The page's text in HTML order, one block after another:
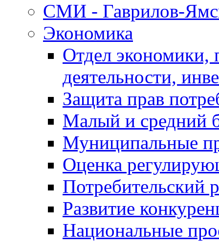
СМИ - Гаврилов-
Экономика
Отдел экономики,
деятельности,
Защита прав
Малый и средний
Муниципальные
Оценка
Потребительский
Развитие
Национальные